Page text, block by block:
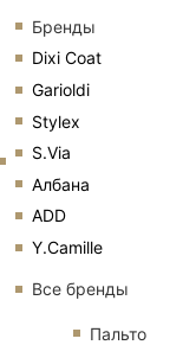
Бренды
Dixi Coat
Garioldi
Stylex
S.Via
Албана
ADD
Y.Camille
Все бренды
Пальто